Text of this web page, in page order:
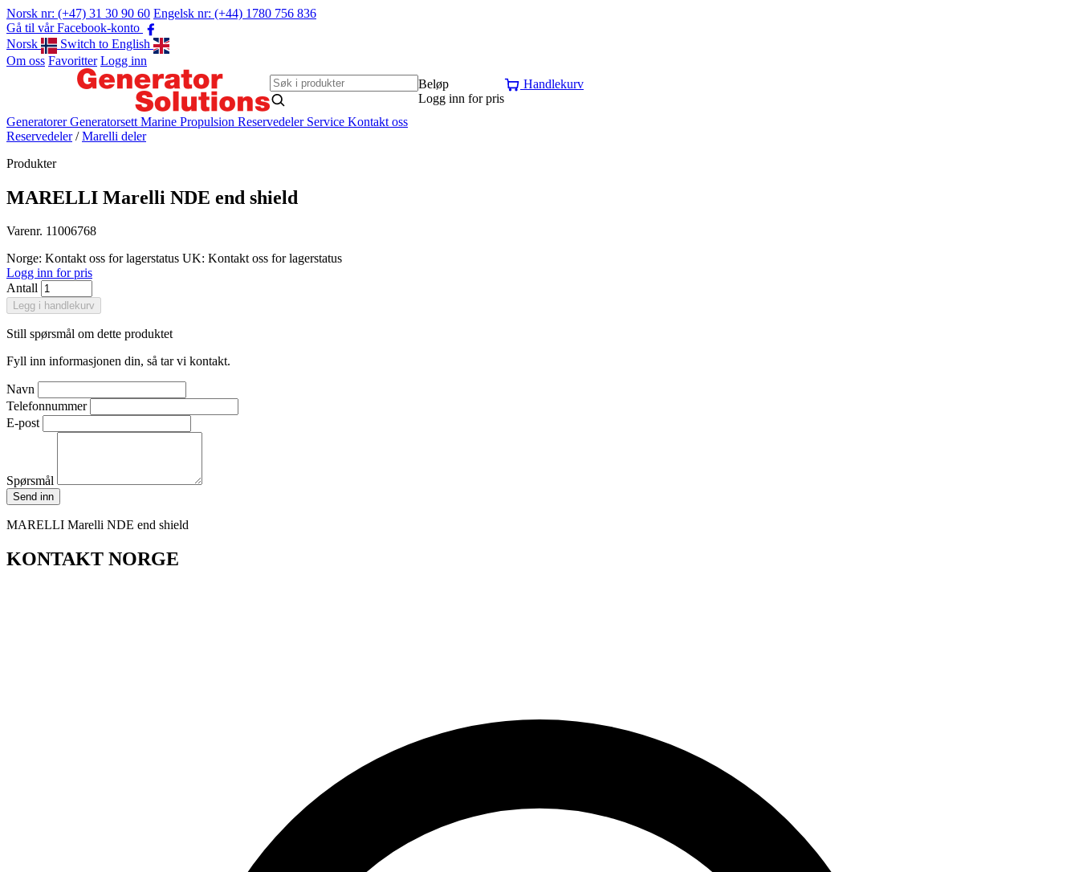
Norsk nr: (+47) 31 30 90 60 Engelsk nr: (+44) 1780 756 836
Gå til vår Facebook-konto
Norsk
Switch to English
Om oss Favoritter Logg inn
Beløp
Logg inn for pris
Handlekurv
GeneratorerGeneratorsett Marine Propulsion Reservedeler Service Kontakt oss
Reservedeler / Marelli deler
Produkter
MARELLI Marelli NDE end shield
Varenr. 11006768
Norge: Kontakt oss for lagerstatus UK: Kontakt oss for lagerstatus
Logg inn for pris
Antall
Legg i handlekurv
Still spørsmål om dette produktet
Fyll inn informasjonen din, så tar vi kontakt.
Navn
Telefonnummer
E-post
Spørsmål
Send inn
MARELLI Marelli NDE end shield
KONTAKT NORGE